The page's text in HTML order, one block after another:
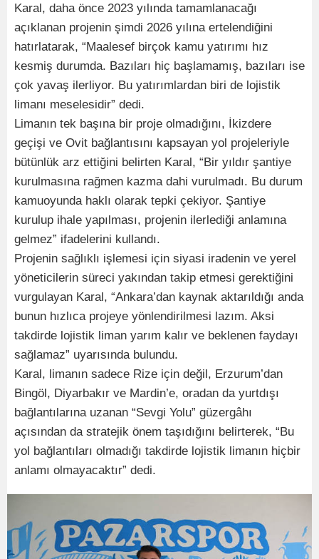
Karal, daha önce 2023 yılında tamamlanacağı
açıklanan projenin şimdi 2026 yılına ertelendiğini
hatırlatarak, “Maalesef birçok kamu yatırımı hız
kesmiş durumda. Bazıları hiç başlamamış, bazıları ise
çok yavaş ilerliyor. Bu yatırımlardan biri de lojistik
limanı meselesidir” dedi.
Limanın tek başına bir proje olmadığını, İkizdere
geçişi ve Ovit bağlantısını kapsayan yol projeleriyle
bütünlük arz ettiğini belirten Karal, “Bir yıldır şantiye
kurulmasına rağmen kazma dahi vurulmadı. Bu durum
kamuoyunda haklı olarak tepki çekiyor. Şantiye
kurulup ihale yapılması, projenin ilerlediği anlamına
gelmez” ifadelerini kullandı.
Projenin sağlıklı işlemesi için siyasi iradenin ve yerel
yöneticilerin süreci yakından takip etmesi gerektiğini
vurgulayan Karal, “Ankara’dan kaynak aktarıldığı anda
bunun hızlıca projeye yönlendirilmesi lazım. Aksi
takdirde lojistik liman yarım kalır ve beklenen faydayı
sağlamaz” uyarısında bulundu.
Karal, limanın sadece Rize için değil, Erzurum’dan
Bingöl, Diyarbakır ve Mardin’e, oradan da yurtdışı
bağlantılarına uzanan “Sevgi Yolu” güzergâhı
açısından da stratejik önem taşıdığını belirterek, “Bu
yol bağlantıları olmadığı takdirde lojistik limanın hiçbir
anlamı olmayacaktır” dedi.